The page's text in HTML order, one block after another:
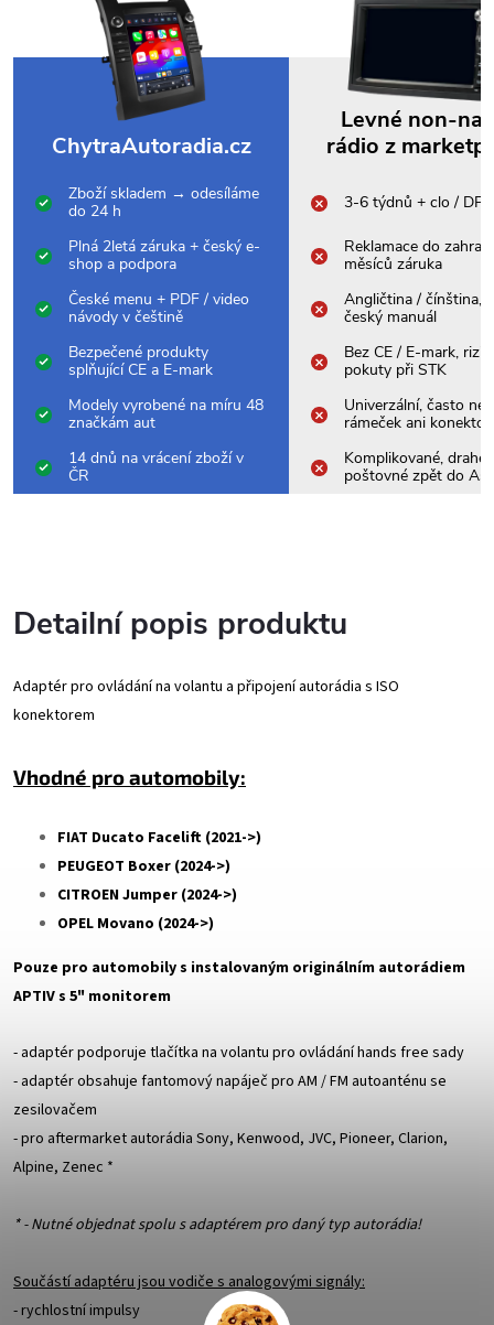
ChytraAutoradia.cz
Levné non-
rádio z
Zboží skladem → odesíláme
do 24 h
3-6 týdnů + clo /
Plná 2letá záruka + český e-
shop a podpora
Reklamace do
měsíců záruka
České menu + PDF / video
návody v češtině
Angličtina / čínština,
český manuál
Bezpečené produkty
splňující CE a E-mark
Bez CE / E-mark,
pokuty při STK
Modely vyrobené na míru 48
značkám aut
Univerzální, často
rámeček ani konektor
14 dnů na vrácení zboží v
ČR
Komplikované, drahé
poštovné zpět do
Detailní popis produktu
Adaptér pro ovládání na volantu a připojení autorádia s ISO
konektorem
Vhodné pro automobily:
FIAT Ducato Facelift (2021->)
PEUGEOT Boxer (2024->)
CITROEN Jumper (2024->)
OPEL Movano (2024->)
Pouze pro automobily s instalovaným originálním autorádiem
APTIV s 5" monitorem
- adaptér podporuje tlačítka na volantu pro ovládání hands free sady
- adaptér obsahuje fantomový napáječ pro AM / FM autoanténu se
zesilovačem
- pro aftermarket autorádia Sony, Kenwood, JVC, Pioneer, Clarion,
Alpine, Zenec *
* - Nutné objednat spolu s adaptérem pro daný typ autorádia!
Součástí adaptéru jsou vodiče s analogovými signály:
- rychlostní impulsy